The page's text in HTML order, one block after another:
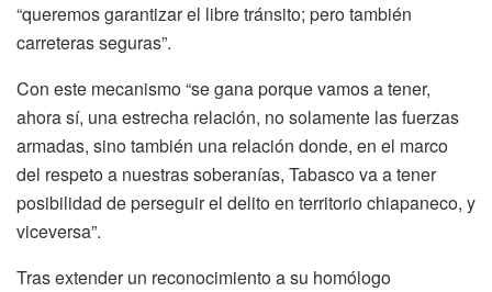
“queremos garantizar el libre tránsito; pero también
carreteras seguras”.
Con este mecanismo “se gana porque vamos a tener,
ahora sí, una estrecha relación, no solamente las fuerzas
armadas, sino también una relación donde, en el marco
del respeto a nuestras soberanías, Tabasco va a tener
posibilidad de perseguir el delito en territorio chiapaneco, y
viceversa”.
Tras extender un reconocimiento a su homólogo